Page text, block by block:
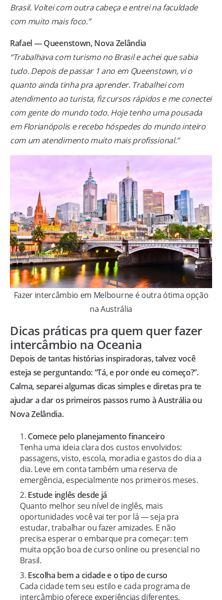
Brasil. Voltei com outra cabeça e entrei na faculdade
com muito mais foco.”
Rafael — Queenstown, Nova Zelândia
“Trabalhava com turismo no Brasil e achei que sabia
tudo. Depois de passar 1 ano em Queenstown, vi o
quanto ainda tinha pra aprender. Trabalhei com
atendimento ao turista, fiz cursos rápidos e me conectei
com gente do mundo todo. Hoje tenho uma pousada
em Florianópolis e recebo hóspedes do mundo inteiro
com um atendimento muito mais profissional.”
Fazer intercâmbio em Melbourne é outra ótima opção
na Austrália
Dicas práticas pra quem quer fazer
intercâmbio na Oceania
Depois de tantas histórias inspiradoras, talvez você
esteja se perguntando: “Tá, e por onde eu começo?”.
Calma, separei algumas dicas simples e diretas pra te
ajudar a dar os primeiros passos rumo à Austrália ou
Nova Zelândia.
Comece pelo planejamento financeiro
Tenha uma ideia clara dos custos envolvidos:
passagens, visto, escola, moradia e gastos do dia a
dia. Leve em conta também uma reserva de
emergência, especialmente nos primeiros meses.
Estude inglês desde já
Quanto melhor seu nível de inglês, mais
oportunidades você vai ter por lá — seja pra
estudar, trabalhar ou fazer amizades. E não
precisa esperar o embarque pra começar: tem
muita opção boa de curso online ou presencial no
Brasil.
Escolha bem a cidade e o tipo de curso
Cada cidade tem seu estilo e cada programa de
intercâmbio oferece experiências diferentes.